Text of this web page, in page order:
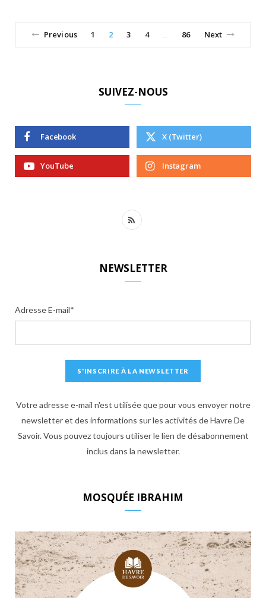
Previous 1 2 3 4 86 Next
SUIVEZ-NOUS
Facebook X (Twitter)
YouTube Instagram
R
NEWSLETTER
Adresse E-mail*
Votre adresse e-mail n'est utilisée que pour vous envoyer notre
newsletter et des informations sur les activités de Havre De
Savoir. Vous pouvez toujours utiliser le lien de désabonnement
inclus dans la newsletter.
MOSQUÉE IBRAHIM